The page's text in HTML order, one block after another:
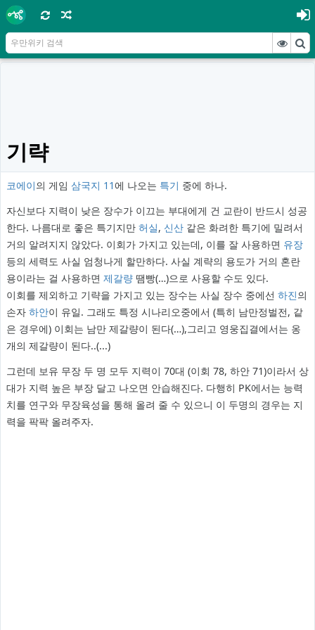
기략
코에이의 게임 삼국지 11에 나오는 특기 중에 하나.
자신보다 지력이 낮은 장수가 이끄는 부대에게 건 교란이 반드시 성공
한다. 나름대로 좋은 특기지만 허실, 신산같은 화려한 특기에 밀려서
거의 알려지지 않았다. 이회가 가지고 있는데, 이를 잘 사용하면 유장
등의 세력도 사실 엄청나게 할만하다. 사실 계략의 용도가 거의 혼란
용이라는 걸 사용하면 제갈량땜빵(…)으로 사용할 수도 있다.
이회를 제외하고 기략을 가지고 있는 장수는 사실 장수 중에선 하진의
손자 하안이 유일. 그래도 특정 시나리오중에서 (특히 남만정벌전, 같
은 경우에) 이회는 남만 제갈량이 된다(…),그리고 영웅집결에서는 옹
개의 제갈량이 된다..(...)
그런데 보유 무장 두 명 모두 지력이 70대 (이회 78, 하안 71)이라서 상
대가 지력 높은 부장 달고 나오면 안습해진다. 다행히 PK에서는 능력
치를 연구와 무장육성을 통해 올려 줄 수 있으니 이 두명의 경우는 지
력을 팍팍 올려주자.